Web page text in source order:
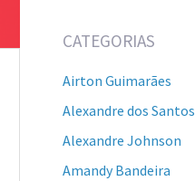
CATEGORIAS
Airton Guimarães
Alexandre dos Santos
Alexandre Johnson
Amandy Bandeira